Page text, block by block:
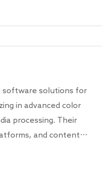
software solutions for